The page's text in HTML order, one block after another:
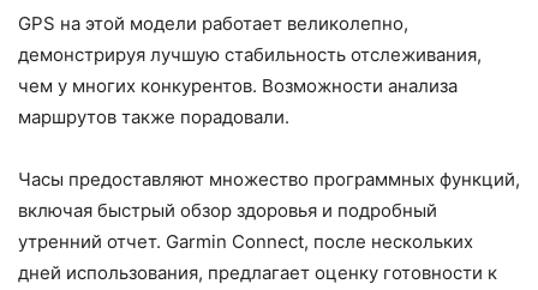
GPS на этой модели работает великолепно,
демонстрируя лучшую стабильность отслеживания,
чем у многих конкурентов. Возможности анализа
маршрутов также порадовали.
Часы предоставляют множество программных функций,
включая быстрый обзор здоровья и подробный
утренний отчет. Garmin Connect, после нескольких
дней использования, предлагает оценку готовности к